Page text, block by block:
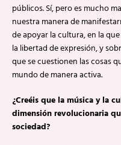
públicos. Sí, pero es mucho
nuestra manera de
de apoyar la cultura, en la
la libertad de expresión, y
que se cuestionen las cosas
mundo de manera activa.
¿Creéis que la música y la
dimensión revolucionaria
sociedad?